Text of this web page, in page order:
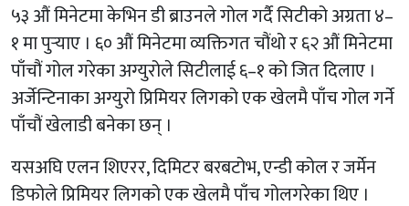
५३ औं मिनेटमा केभिन डी ब्राउनले गोल गर्दै सिटीको अग्रता ४–
१ मा पुर्‍याए । ६० औं मिनेटमा व्यक्तिगत चौंथो र ६२ औं मिनेटमा
पाँचौं गोल गरेका अग्युरोले सिटीलाई ६–१ को जित दिलाए ।
अर्जेन्टिनाका अग्युरो प्रिमियर लिगको एक खेलमै पाँच गोल गर्ने
पाँचौं खेलाडी बनेका छन् ।
यसअघि एलन शिएरर, दिमिटर बरबटोभ, एन्डी कोल र जर्मेन
डिफोले प्रिमियर लिगको एक खेलमै पाँच गोलगरेका थिए ।